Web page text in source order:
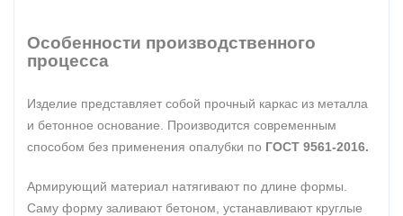
Особенности производственного
процесса
Изделие представляет собой прочный каркас из металла
и бетонное основание. Производится современным
способом без применения опалубки по ГОСТ 9561-2016.
Армирующий материал натягивают по длине формы.
Саму форму заливают бетоном, устанавливают круглые